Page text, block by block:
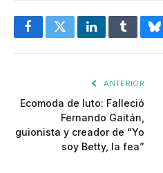
FacebookTwitterLinkedInTumblr
ANTERIOR
Ecomoda de luto: Falleció
Fernando Gaitán,
guionista y creador de “Yo
soy Betty, la fea”